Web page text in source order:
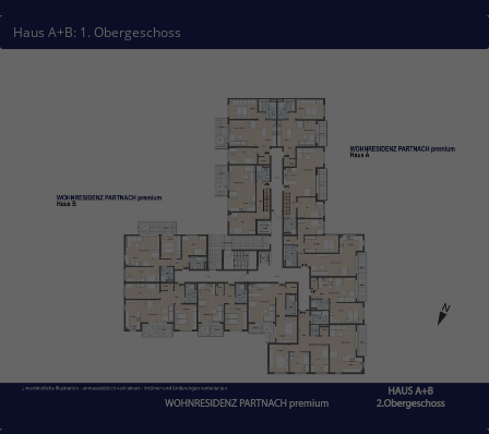
Lorem ipsum dolor sit amet, consectetuer
Aenean commodo ligula eget dolor. Aenean massa.
Cum sociis natoque penatibus et magnis dis
parturient montes, nascetur ridiculus mus. Donec
quam felis, ultricies nec.
Haus A+B: 1. Obergeschoss